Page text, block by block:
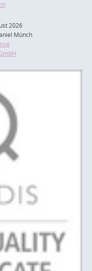
2026
Münch